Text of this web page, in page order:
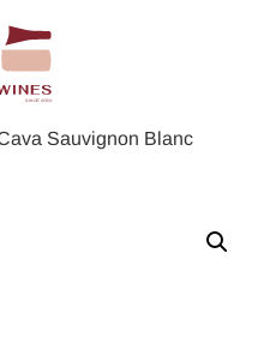
Sauvignon Blanc